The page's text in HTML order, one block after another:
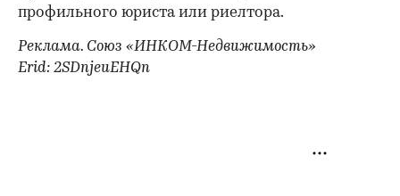
профильного юриста или риелтора.
Реклама. Союз «ИНКОМ-Недвижимость»
Erid: 2SDnjeuEHQn